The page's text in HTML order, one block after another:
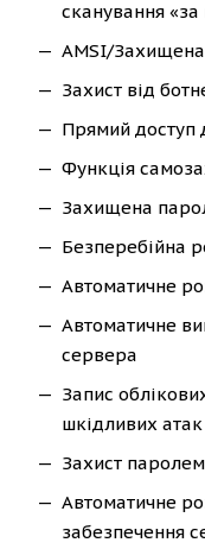
сканування
AMSI/
Захист від
Прямий доступ
Функція
Захищена
Безперебійна
Автоматичне
Автоматичне
сервера
Запис
шкідливих атак
Захист паролем
Автоматичне
забезпечення